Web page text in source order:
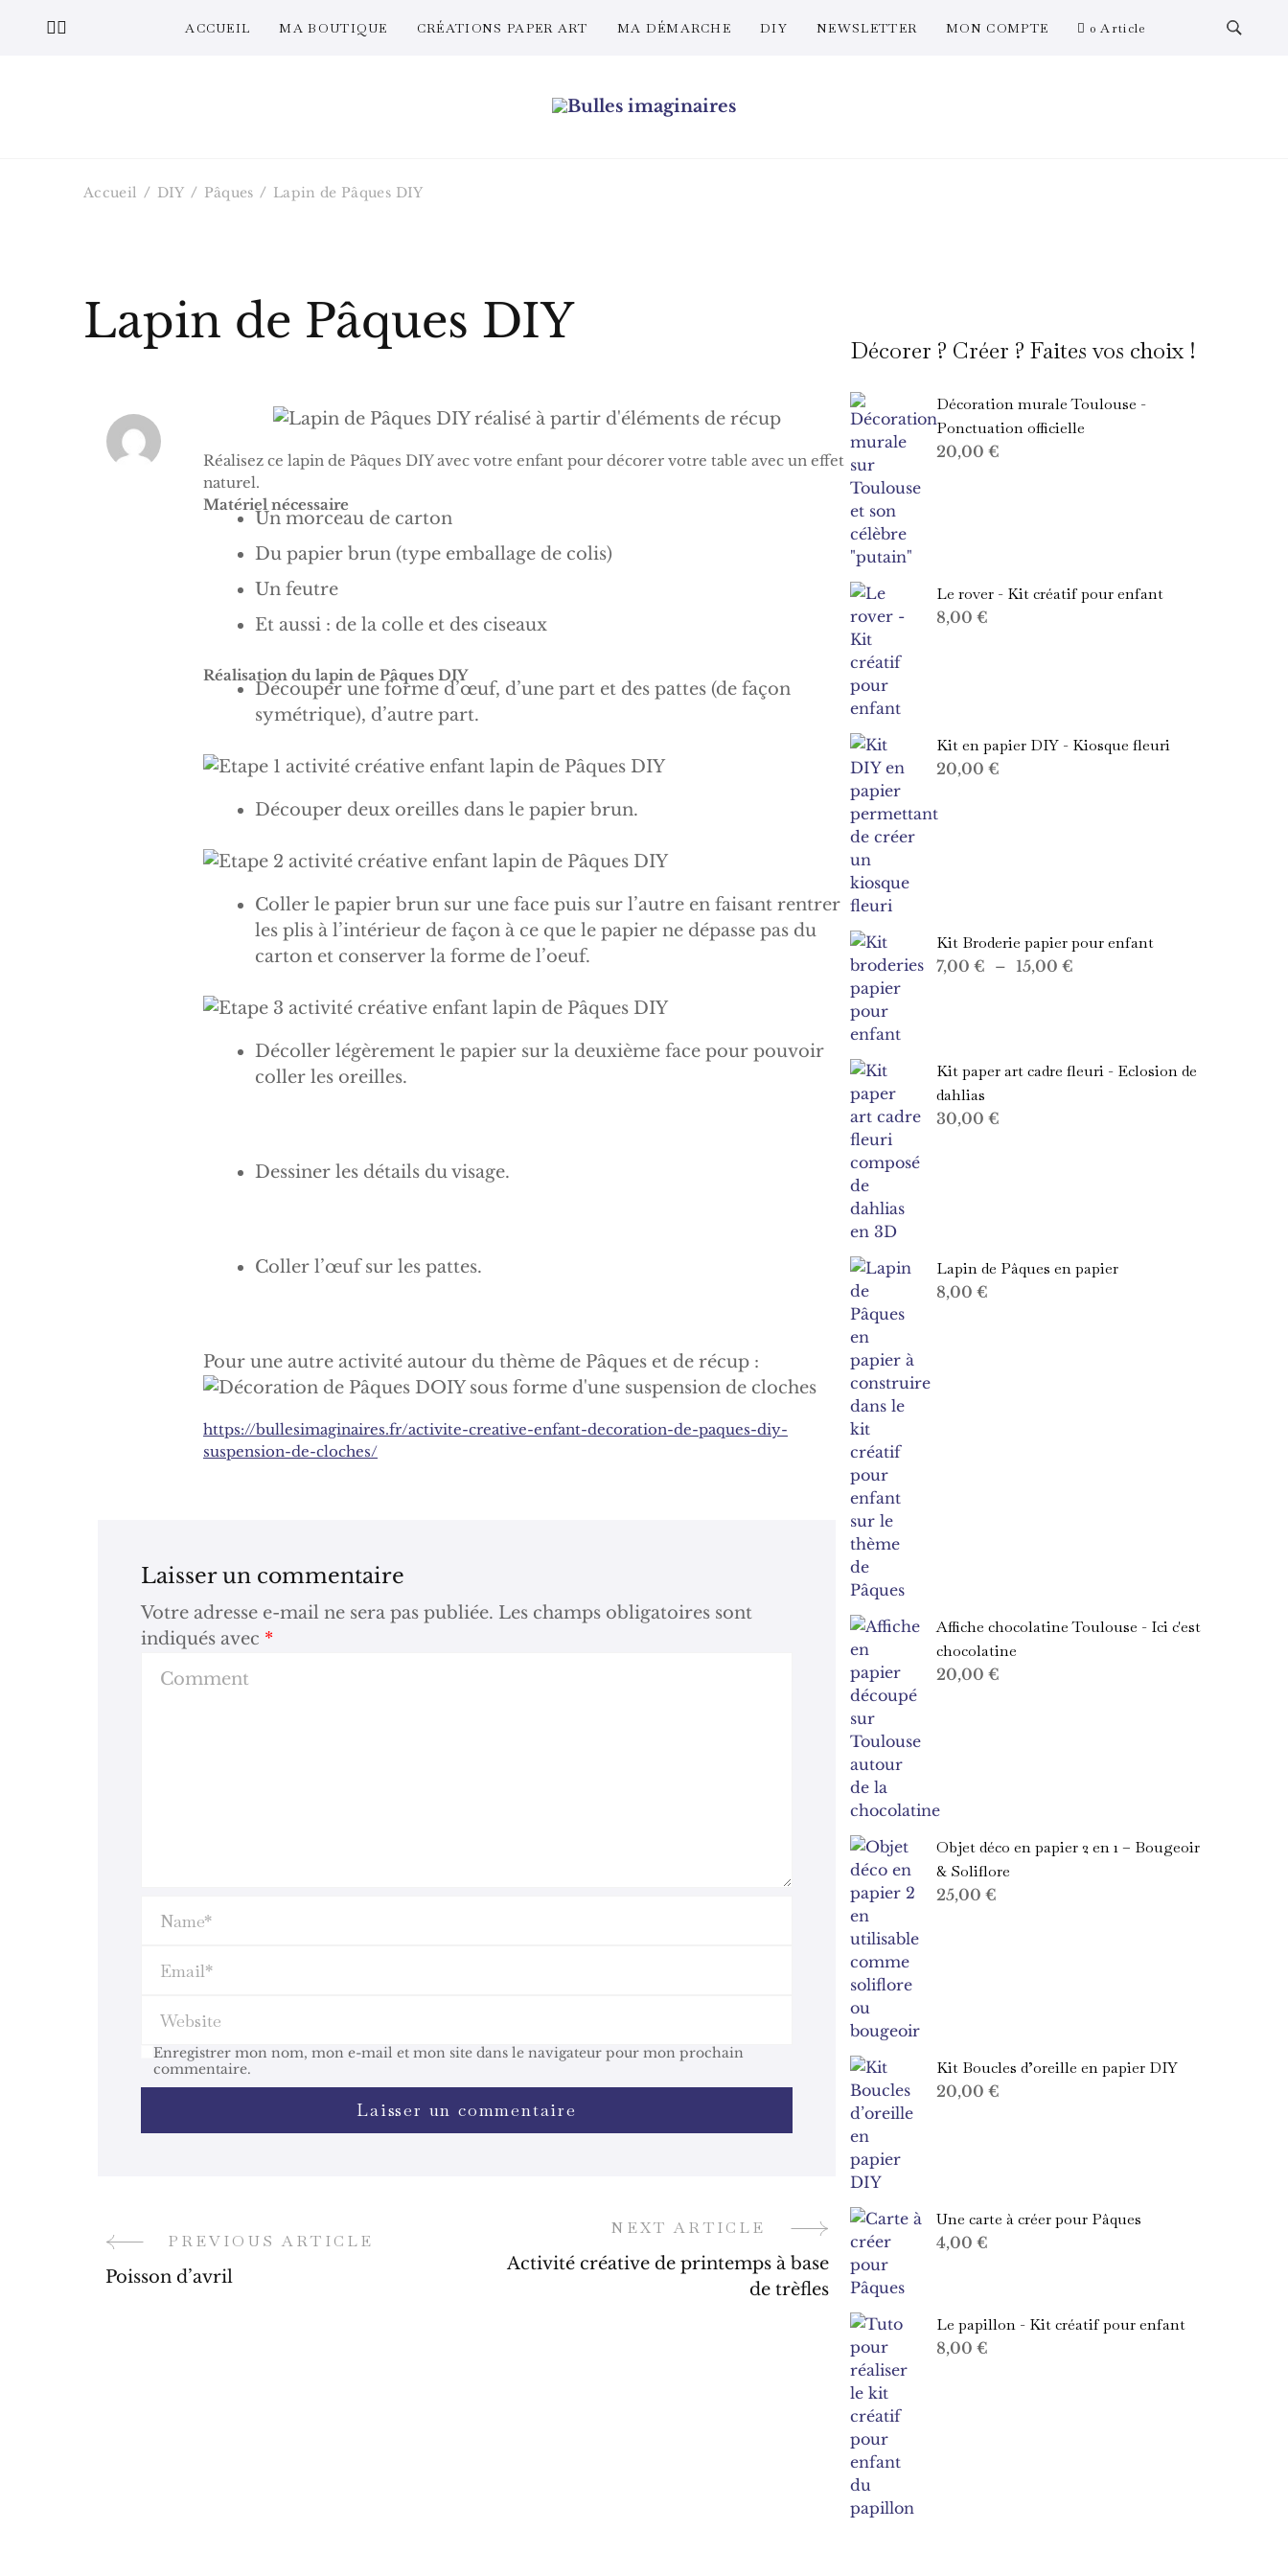
ACCUEIL MA BOUTIQUE CRÉATIONS PAPER ART MA DÉMARCHE DIY NEWSLETTER MON COMPTE 0 Article
Accueil DIY Pâques Lapin de Pâques DIY
Lapin de Pâques DIY
Réalisez ce lapin de Pâques DIY avec votre enfant pour décorer votre table avec un effet
naturel.
Matériel nécessaire
Un morceau de carton
Du papier brun (type emballage de colis)
Un feutre
Et aussi : de la colle et des ciseaux
Réalisation du lapin de Pâques DIY
Découper une forme d’œuf, d’une part et des pattes (de façon
symétrique), d’autre part.
Découper deux oreilles dans le papier brun.
Coller le papier brun sur une face puis sur l’autre en faisant rentrer
les plis à l’intérieur de façon à ce que le papier ne dépasse pas du
carton et conserver la forme de l’oeuf.
Décoller légèrement le papier sur la deuxième face pour pouvoir
coller les oreilles.
Dessiner les détails du visage.
Coller l’œuf sur les pattes.
Pour une autre activité autour du thème de Pâques et de récup :
https://bullesimaginaires.fr/activite-creative-enfant-decoration-de-paques-diy-
suspension-de-cloches/
Laisser un commentaire
Votre adresse e-mail ne sera pas publiée. Les champs obligatoires sont
indiqués avec *
Enregistrer mon nom, mon e-mail et mon site dans le navigateur pour mon prochain
commentaire.
Post
Navigation
PREVIOUS ARTICLE
Poisson d’avril
NEXT ARTICLE
Activité créative de printemps à base
de trèfles
Décorer ? Créer ? Faites vos choix !
Décoration murale Toulouse -
Ponctuation officielle
20,00 €
Le rover - Kit créatif pour enfant
8,00 €
Kit en papier DIY - Kiosque fleuri
20,00 €
Kit Broderie papier pour enfant
7,00 € – 15,00 €
15,00 €
Kit paper art cadre fleuri - Eclosion de
dahlias
30,00 €
Lapin de Pâques en papier
8,00 €
Affiche chocolatine Toulouse - Ici c'est
chocolatine
20,00 €
Objet déco en papier 2 en 1 – Bougeoir
& Soliflore
25,00 €
Kit Boucles d’oreille en papier DIY
20,00 €
Une carte à créer pour Pâques
4,00 €
Le papillon - Kit créatif pour enfant
8,00 €